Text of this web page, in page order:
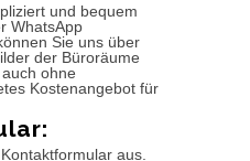
und bequem
WhatsApp
Sie uns über
der Büroräume
ohne
Kostenangebot für
aus.